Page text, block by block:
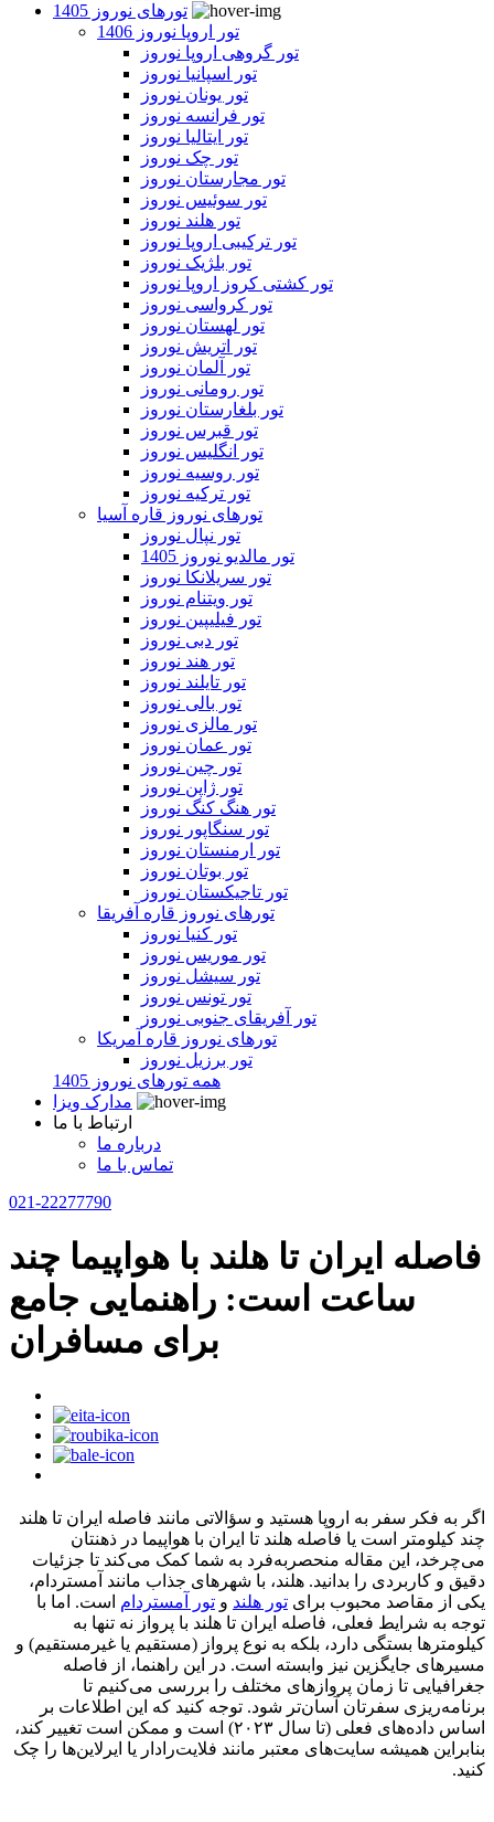
تورهای نوروز 1405
تور اروپا نوروز 1406
تور گروهی اروپا نوروز
تور اسپانیا نوروز
تور یونان نوروز
تور فرانسه نوروز
تور ایتالیا نوروز
تور چک نوروز
تور مجارستان نوروز
تور سوئیس نوروز
تور هلند نوروز
تور ترکیبی اروپا نوروز
تور بلژیک نوروز
تور کشتی کروز اروپا نوروز
تور کرواسی نوروز
تور لهستان نوروز
تور اتریش نوروز
تور آلمان نوروز
تور رومانی نوروز
تور بلغارستان نوروز
تور قبرس نوروز
تور انگلیس نوروز
تور روسیه نوروز
تور ترکیه نوروز
تورهای نوروز قاره آسیا
تور نپال نوروز
تور مالدیو نوروز 1405
تور سریلانکا نوروز
تور ویتنام نوروز
تور فیلیپین نوروز
تور دبی نوروز
تور هند نوروز
تور تایلند نوروز
تور بالی نوروز
تور مالزی نوروز
تور عمان نوروز
تور چین نوروز
تور ژاپن نوروز
تور هنگ کنگ نوروز
تور سنگاپور نوروز
تور ارمنستان نوروز
تور بوتان نوروز
تور تاجیکستان نوروز
تورهای نوروز قاره آفریقا
تور کنیا نوروز
تور موریس نوروز
تور سیشل نوروز
تور تونس نوروز
تور آفریقای جنوبی نوروز
تورهای نوروز قاره آمریکا
تور برزیل نوروز
همه تورهای نوروز 1405
مدارک ویزا
ارتباط با ما
درباره ما
تماس با ما
021-22277790
فاصله ایران تا هلند با هواپیما چند
ساعت است: راهنمایی جامع
برای مسافران
اگر به فکر سفر به اروپا هستید و سؤالاتی مانند فاصله ایران تا هلند
چند کیلومتر است یا فاصله هلند تا ایران با هواپیما در ذهنتان
می‌چرخد، این مقاله منحصربه‌فرد به شما کمک می‌کند تا جزئیات
دقیق و کاربردی را بدانید. هلند، با شهرهای جذاب مانند آمستردام،
یکی از مقاصد محبوب برای تور هلند و تور آمستردام است. اما با
توجه به شرایط فعلی، فاصله ایران تا هلند با پرواز نه تنها به
کیلومترها بستگی دارد، بلکه به نوع پرواز (مستقیم یا غیرمستقیم) و
مسیرهای جایگزین نیز وابسته است. در این راهنما، از فاصله
جغرافیایی تا زمان پروازهای مختلف را بررسی می‌کنیم تا
برنامه‌ریزی سفرتان آسان‌تر شود. توجه کنید که این اطلاعات بر
اساس داده‌های فعلی (تا سال ۲۰۲۳) است و ممکن است تغییر کند،
بنابراین همیشه سایت‌های معتبر مانند فلایت‌رادار یا ایرلاین‌ها را چک
کنید.